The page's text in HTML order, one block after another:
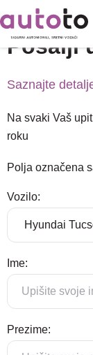
Naslovnica
Pošalji
Saznajte
Na svaki Vaš
roku
Polja označena
Vozilo:
Ime:
Prezime: